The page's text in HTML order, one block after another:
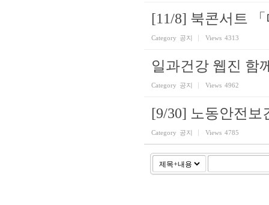
[11/8] 북콘서트
Category 공지 Views 4313
일과건강 웹진 함
Category 공지 Views 4962
[9/30] 노동안전보
Category 공지 Views 4785